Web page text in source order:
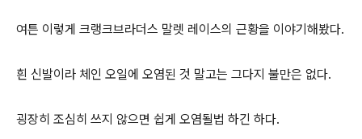
여튼 이렇게 크랭크브라더스 말렛 레이스의 근황을 이야기해봤다.
흰 신발이라 체인 오일에 오염된 것 말고는 그다지 불만은 없다.
굉장히 조심히 쓰지 않으면 쉽게 오염될법 하긴 하다.